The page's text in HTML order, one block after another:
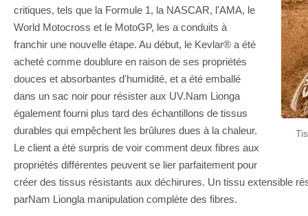
critiques, tels que la Formule 1, la NASCAR, l'AMA, le
World Motocross et le MotoGP, les a conduits à
franchir une nouvelle étape. Au début, le Kevlar® a été
acheté comme doublure en raison de ses propriétés
douces et absorbantes d'humidité, et a été emballé
dans un sac noir pour résister aux UV.Nam Lionga
également fourni plus tard des échantillons de tissus
durables qui empêchent les brûlures dues à la chaleur.
Le client a été surpris de voir comment deux fibres aux
propriétés différentes peuvent se lier parfaitement pour
créer des tissus résistants aux déchirures. Un tissu extensible
parNam Liongla manipulation complète des fibres.